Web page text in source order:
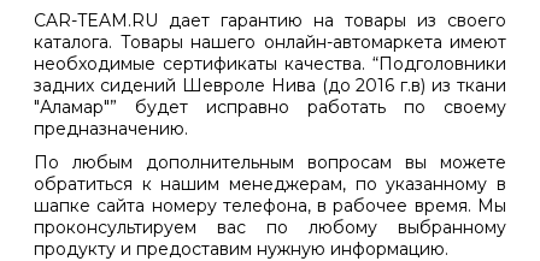
CAR-TEAM.RU дает гарантию на товары из своего
каталога. Товары нашего онлайн-автомаркета имеют
необходимые сертификаты качества. “Подголовники
задних сидений Шевроле Нива (до 2016 г.в) из ткани
"Аламар"” будет исправно работать по своему
предназначению.
По любым дополнительным вопросам вы можете
обратиться к нашим менеджерам, по указанному в
шапке сайта номеру телефона, в рабочее время. Мы
проконсультируем вас по любому выбранному
продукту и предоставим нужную информацию.